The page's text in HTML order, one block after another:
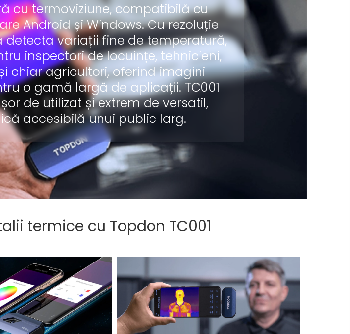
cu termoviziune, compatibilă cu
Android și Windows. Cu rezoluție
variații fine de temperatură,
inspectori de locuințe, tehnicieni,
chiar agricultori, oferind imagini
o gamă largă de aplicații. TC001
de utilizat și extrem de versatil,
accesibilă unui public larg.
termice cu Topdon TC001